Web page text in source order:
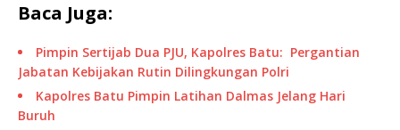
Baca Juga:
Pimpin Sertijab Dua PJU, Kapolres Batu: Pergantian
Jabatan Kebijakan Rutin Dilingkungan Polri
Kapolres Batu Pimpin Latihan Dalmas Jelang Hari
Buruh